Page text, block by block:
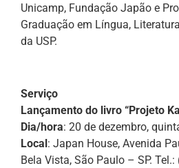
Unicamp, Fundação Japão e
Graduação em Língua,
da USP.
Serviço
Lançamento do livro “Projeto
Dia/hora: 20 de dezembro,
Local : Japan House, Avenida
Bela Vista, São Paulo – SP.